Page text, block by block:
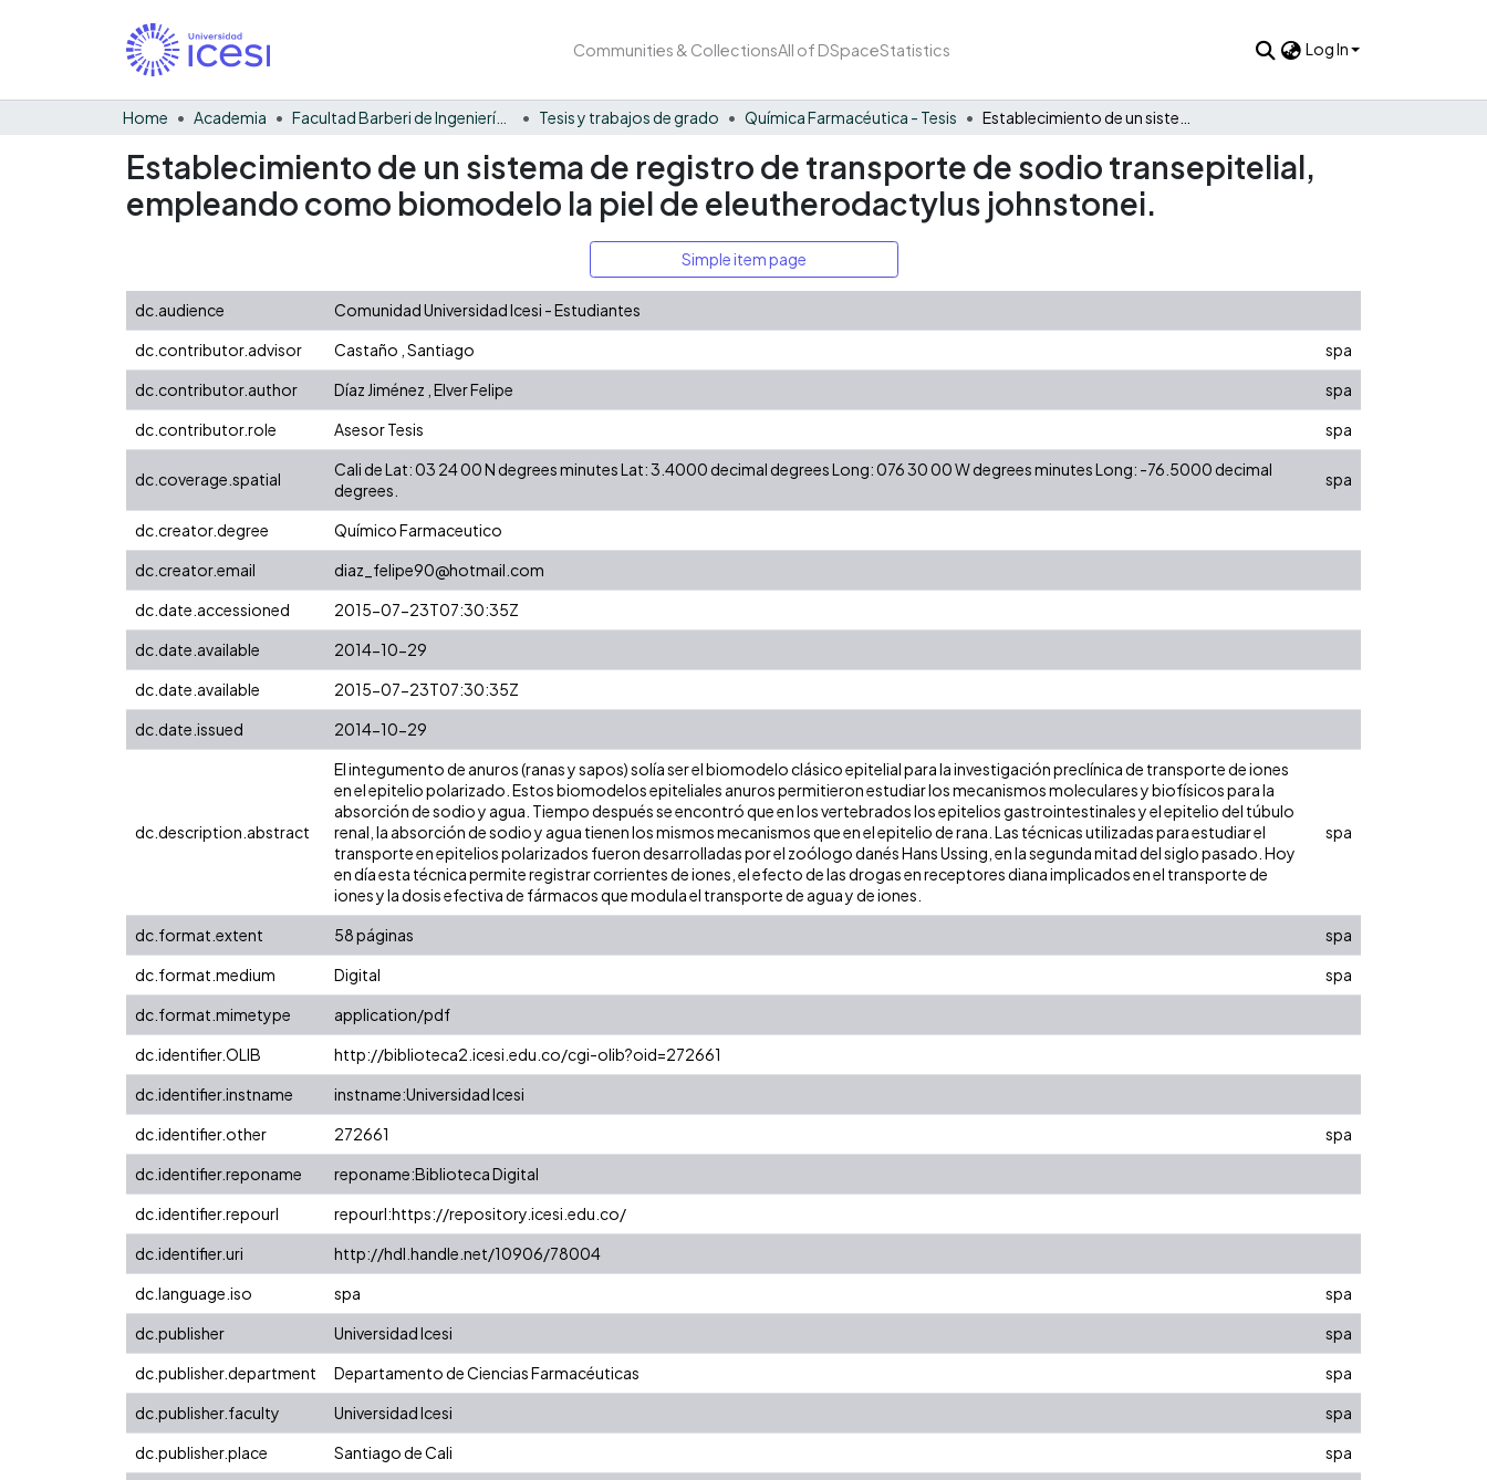
Communities & CollectionsAll of DSpaceStatistics Log In
Home Academia Facultad Barberi de Ingeniería, Diseño y Ciencias Aplicadas Tesis y trabajos de grado Química Farmacéutica - Tesis
Establecimiento de un sistema de registro de transporte de sodio transepitelial,
empleando como biomodelo la piel de eleutherodactylus johnstonei.
Simple item page
dc.audience
Comunidad Universidad Icesi - Estudiantes
dc.contributor.advisor
Castaño , Santiago
spa
dc.contributor.author
Díaz Jiménez , Elver Felipe
spa
dc.contributor.role
Asesor Tesis spa
dc.coverage.spatial
Cali de Lat: 03 24 00 N degrees minutes Lat: 3.4000 decimal degrees Long: 076 30 00 W degrees minutes Long: -76.5000 decimal
degrees.
spa
dc.creator.degree
Químico Farmaceutico
dc.creator.email
diaz_felipe90@hotmail.com
dc.date.accessioned
2015-07-23T07:30:35Z
dc.date.available
2014-10-29
dc.date.available
2015-07-23T07:30:35Z
dc.date.issued
2014-10-29
dc.description.abstract
El integumento de anuros (ranas y sapos) solía ser el biomodelo clásico epitelial para la investigación preclínica de transporte de iones
en el epitelio polarizado. Estos biomodelos epiteliales anuros permitieron estudiar los mecanismos moleculares y biofísicos para la
absorción de sodio y agua. Tiempo después se encontró que en los vertebrados los epitelios gastrointestinales y el epitelio del túbulo
renal, la absorción de sodio y agua tienen los mismos mecanismos que en el epitelio de rana. Las técnicas utilizadas para estudiar el
transporte en epitelios polarizados fueron desarrolladas por el zoólogo danés Hans Ussing, en la segunda mitad del siglo pasado. Hoy
en día esta técnica permite registrar corrientes de iones, el efecto de las drogas en receptores diana implicados en el transporte de
iones y la dosis efectiva de fármacos que modula el transporte de agua y de iones.
spa
dc.format.extent 58 páginas
spa
dc.format.medium
Digital
spa
dc.format.mimetype
application/pdf
dc.identifier.OLIB
http://biblioteca2.icesi.edu.co/cgi-olib?oid=272661
dc.identifier.instname
instname:Universidad Icesi
dc.identifier.other
272661
spa
dc.identifier.reponame
reponame:Biblioteca Digital
dc.identifier.repourl
repourl:https://repository.icesi.edu.co/
dc.identifier.uri
http://hdl.handle.net/10906/78004
dc.language.iso
spa
spa
dc.publisher
Universidad Icesi
spa
dc.publisher.department
Departamento de Ciencias Farmacéuticas
spa
dc.publisher.faculty
Universidad Icesi
spa
dc.publisher.place
Santiago de Cali spa